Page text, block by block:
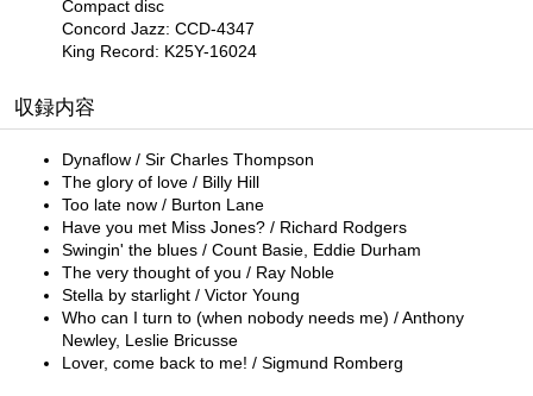
Compact disc
Concord Jazz: CCD-4347
King Record: K25Y-16024
収録内容
Dynaflow / Sir Charles Thompson
The glory of love / Billy Hill
Too late now / Burton Lane
Have you met Miss Jones? / Richard Rodgers
Swingin' the blues / Count Basie, Eddie Durham
The very thought of you / Ray Noble
Stella by starlight / Victor Young
Who can I turn to (when nobody needs me) / Anthony
Newley, Leslie Bricusse
Lover, come back to me! / Sigmund Romberg